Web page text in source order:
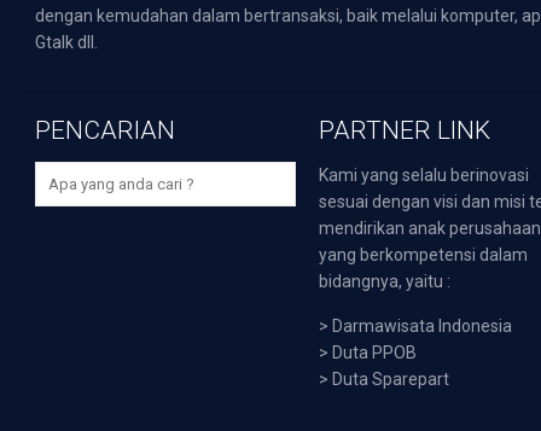
dengan kemudahan dalam bertransaksi, baik melalui komputer,
Gtalk dll.
PENCARIAN PARTNER LINK
Kami yang selalu berinovasi
sesuai dengan visi dan misi
mendirikan anak perusahaan
yang berkompetensi dalam
bidangnya, yaitu :
> Darmawisata Indonesia
> Duta PPOB
> Duta Sparepart